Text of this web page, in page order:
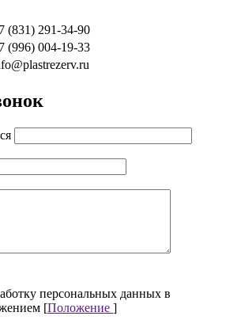
(831) 291-34-90
(996) 004-19-33
персональных данных в
[Положение ]